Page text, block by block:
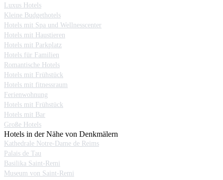
Luxus Hotels
Kleine Budgethotels
Hotels mit Spa und Wellnesscenter
Hotels mit Haustieren
Hotels mit Parkplatz
Hotels für Familien
Romantische Hotels
Hotels mit Frühstück
Hotels mit fitnessraum
Ferienwohnung
Hotels mit Frühstück
Hotels mit Bar
Große Hotels
Hotels in der Nähe von Denkmälern
Kathedrale Notre-Dame de Reims
Palais de Tau
Basilika Saint-Remi
Museum von Saint-Remi